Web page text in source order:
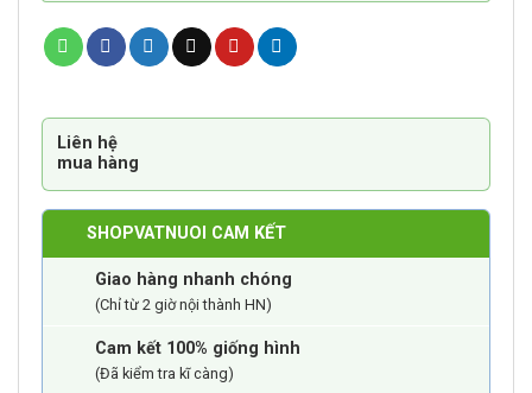
Liên hệ
mua hàng
SHOPVATNUOI CAM KẾT
Giao hàng nhanh chóng
(Chỉ từ 2 giờ nội thành HN)
Cam kết 100% giống hình
(Đã kiểm tra kĩ càng)